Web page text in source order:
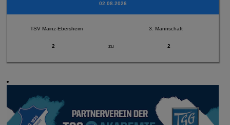
02.08.2026
TSV Mainz-Ebersheim 3. Mannschaft
2 zu 2